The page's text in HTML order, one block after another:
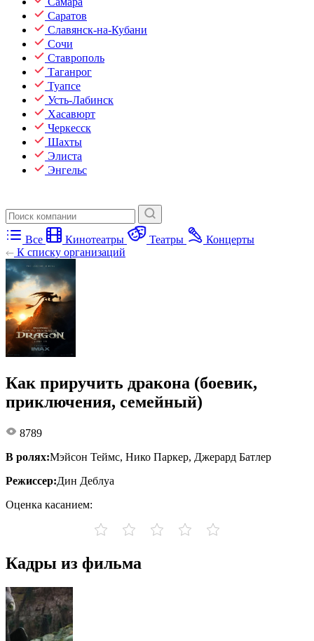
Саратов
Славянск-на-Кубани
Сочи
Ставрополь
Таганрог
Туапсе
Усть-Лабинск
Хасавюрт
Черкесск
Шахты
Элиста
Энгельс
Все Кинотеатры Театры
Концерты
К списку организаций
Как приручить дракона (боевик,
приключения, семейный)
8789
В ролях:Мэйсон Теймс, Нико Паркер, Джерард Батлер
Режиссер:Дин Деблуа
Оценка касанием:
Кадры из фильма